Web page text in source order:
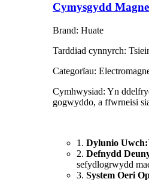
Cymysgydd
Brand: Huate
Tarddiad cynnyrch:
Categorïau:
Cymhwysiad: Yn
gogwyddo, a ffwrneisi
1. Dylunio Uwch:
2. Defnydd
sefydlogrwydd
3. System Oeri